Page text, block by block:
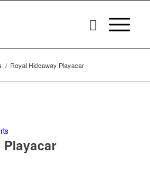
/ Royal Hideaway Playacar
Playacar